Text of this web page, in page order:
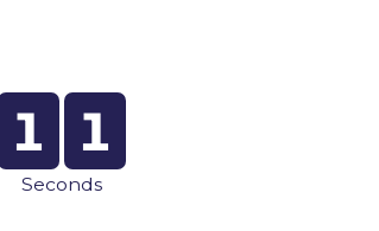
1 0
Seconds